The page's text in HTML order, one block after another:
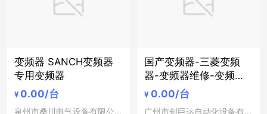
变频器 SANCH变频器
专用变频器
¥ 0.00/台
泉州市桑川电气设备有限公司
国产变频器-三菱变频
器-变频器维修-变频器
批发
¥ 0.00/台
广州市创巨达自动化设备有限公司